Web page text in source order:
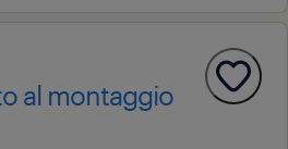
al montaggio